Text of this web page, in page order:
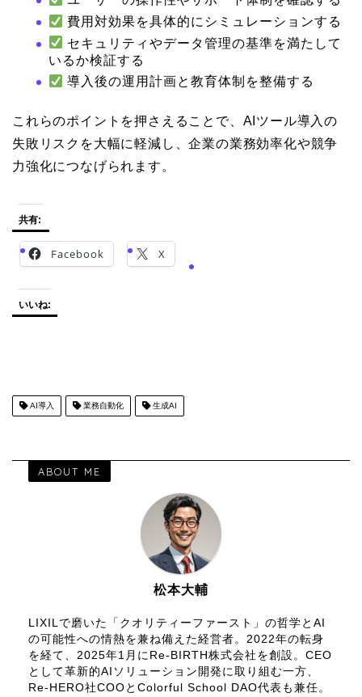
費用対効果を具体的にシミュレーションする
セキュリティやデータ管理の基準を満たして
いるか検証する
導入後の運用計画と教育体制を整備する
これらのポイントを押さえることで、AIツール導入の
失敗リスクを大幅に軽減し、企業の業務効率化や競争
力強化につなげられます。
共有:
Facebook X
いいね:
AI導入 業務自動化 生成AI
ABOUT ME
松本大輔
LIXILで磨いた「クオリティーファースト」の哲学とAI
の可能性への情熱を兼ね備えた経営者。2022年の転身
を経て、2025年1月にRe-BIRTH株式会社を創設。CEO
として革新的AIソリューション開発に取り組む一方、
Re-HERO社COOとColorful School DAO代表も兼任。